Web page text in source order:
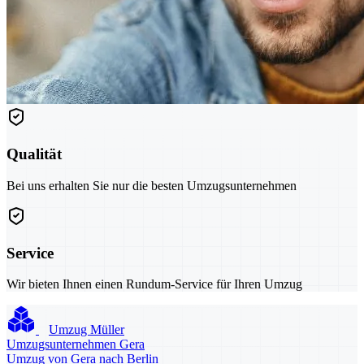
Qualität
Bei uns erhalten Sie nur die besten Umzugsunternehmen
Service
Wir bieten Ihnen einen Rundum-Service für Ihren Umzug
Umzug Müller
Umzugsunternehmen Gera
Umzug von Gera nach Berlin